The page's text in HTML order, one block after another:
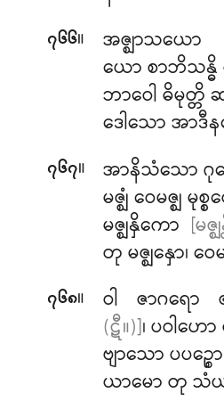
၇၆၆။
အဇ္ဈာသယော
ယော စာဘိသန္ဓိ
ဘာဝေါ ဓိမုတ္တိ
ဒေါသော အာဒီ
၇၆၇။ အာနိသံသော ဂု
မဇ္ဈံ ဝေမဇ္ဈ မုစ္စ
မဇ္ဈနှိကော [မ
တု မဇ္ဈနှော၊ ဝ
၇၆၈။ ဝါ ဇာဂရော
(ဋီ။)]၊ ပဝါဟေ
ဗျာသော ပပဉ္စေ
ယာမော တု သံ